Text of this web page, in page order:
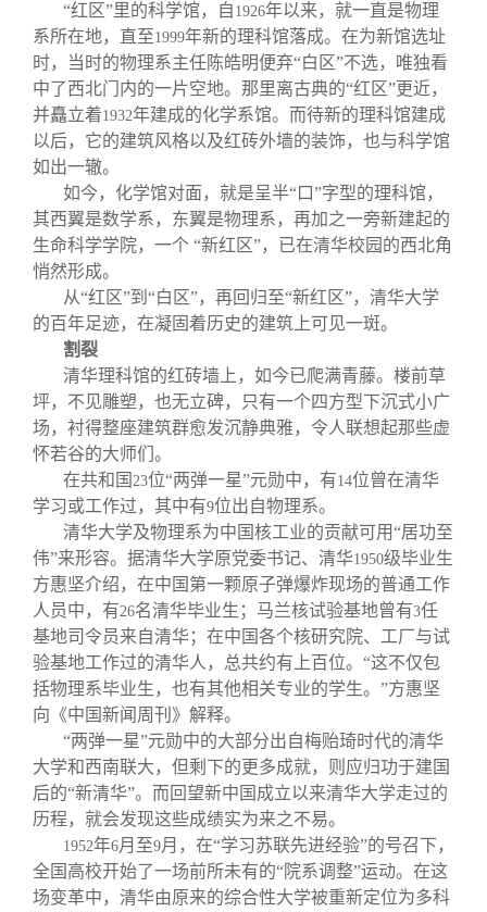
“红区”里的科学馆，自 1926年以来，就一直是物理
系所在地，直至1999年新的理科馆落成。在为新馆选址
时，当时的物理系主任陈皓明便弃“白区”不选，唯独看
中了西北门内的一片空地。那里离古典的“红区”更近，
并矗立着1932年建成的化学系馆。而待新的理科馆建成
以后，它的建筑风格以及红砖外墙的装饰，也与科学馆
如出一辙。
如今，化学馆对面，就是呈半“口”字型的理科馆，
其西翼是数学系，东翼是物理系，再加之一旁新建起的
生命科学学院，一个 “新红区”，已在清华校园的西北角
悄然形成。
从“红区”到“白区”，再回归至“新红区”，清华大学
的百年足迹，在凝固着历史的建筑上可见一斑。
割裂
清华理科馆的红砖墙上，如今已爬满青藤。楼前草
坪，不见雕塑，也无立碑，只有一个四方型下沉式小广
场，衬得整座建筑群愈发沉静典雅，令人联想起那些虚
怀若谷的大师们。
在共和国 23位“两弹一星”元勋中，有14位曾在清华
学习或工作过，其中有9位出自物理系。
清华大学及物理系为中国核工业的贡献可用“居功至
伟”来形容。据清华大学原党委书记、清华1950级毕业生
方惠坚介绍，在中国第一颗原子弹爆炸现场的普通工作
人员中，有26名清华毕业生；马兰核试验基地曾有3任
基地司令员来自清华；在中国各个核研究院、工厂与试
验基地工作过的清华人，总共约有上百位。“这不仅包
括物理系毕业生，也有其他相关专业的学生。”方惠坚
向《中国新闻周刊》解释。
“两弹一星”元勋中的大部分出自梅贻琦时代的清华
大学和西南联大，但剩下的更多成就，则应归功于建国
后的“新清华”。而回望新中国成立以来清华大学走过的
历程，就会发现这些成绩实为来之不易。
1952年6月至9月，在“学习苏联先进经验”的号召下，
全国高校开始了一场前所未有的“院系调整”运动。在这
场变革中，清华由原来的综合性大学被重新定位为多科